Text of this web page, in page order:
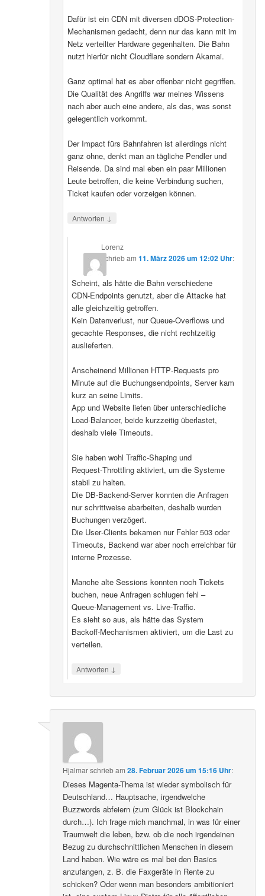
Dafür ist ein CDN mit diversen dDOS-Protection-
Mechanismen gedacht, denn nur das kann mit im
Netz verteilter Hardware gegenhalten. Die Bahn
nutzt hierfür nicht Cloudflare sondern Akamai.
Ganz optimal hat es aber offenbar nicht gegriffen.
Die Qualität des Angriffs war meines Wissens
nach aber auch eine andere, als das, was sonst
gelegentlich vorkommt.
Der Impact fürs Bahnfahren ist allerdings nicht
ganz ohne, denkt man an tägliche Pendler und
Reisende. Da sind mal eben ein paar Millionen
Leute betroffen, die keine Verbindung suchen,
Ticket kaufen oder vorzeigen können.
Antworten ↓
Lorenz
schriebam11. März 2026 um 12:02 Uhr:
Scheint, als hätte die Bahn verschiedene
CDN‑Endpoints genutzt, aber die Attacke hat
alle gleichzeitig getroffen.
Kein Datenverlust, nur Queue‑Overflows und
gecachte Responses, die nicht rechtzeitig
auslieferten.
Anscheinend Millionen HTTP‑Requests pro
Minute auf die Buchungsendpoints, Server kam
kurz an seine Limits.
App und Website liefen über unterschiedliche
Load‑Balancer, beide kurzzeitig überlastet,
deshalb viele Timeouts.
Sie haben wohl Traffic‑Shaping und
Request‑Throttling aktiviert, um die Systeme
stabil zu halten.
Die DB‑Backend-Server konnten die Anfragen
nur schrittweise abarbeiten, deshalb wurden
Buchungen verzögert.
Die User‑Clients bekamen nur Fehler 503 oder
Timeouts, Backend war aber noch erreichbar für
interne Prozesse.
Manche alte Sessions konnten noch Tickets
buchen, neue Anfragen schlugen fehl –
Queue‑Management vs. Live‑Traffic.
Es sieht so aus, als hätte das System
Backoff‑Mechanismen aktiviert, um die Last zu
verteilen.
Antworten ↓
Hjalmarschriebam28. Februar 2026 um 15:16 Uhr:
Dieses Magenta-Thema ist wieder symbolisch für
Deutschland… Hauptsache, irgendwelche
Buzzwords abfeiern (zum Glück ist Blockchain
durch…). Ich frage mich manchmal, in was für einer
Traumwelt die leben, bzw. ob die noch irgendeinen
Bezug zu durchschnittlichen Menschen in diesem
Land haben. Wie wäre es mal bei den Basics
anzufangen, z. B. die Faxgeräte in Rente zu
schicken? Oder wenn man besonders ambitioniert